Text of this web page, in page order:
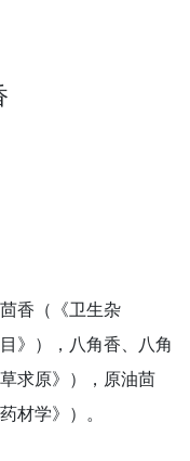
香（《卫生杂
》），八角香、八角
求原》），原油茴
材学》）。